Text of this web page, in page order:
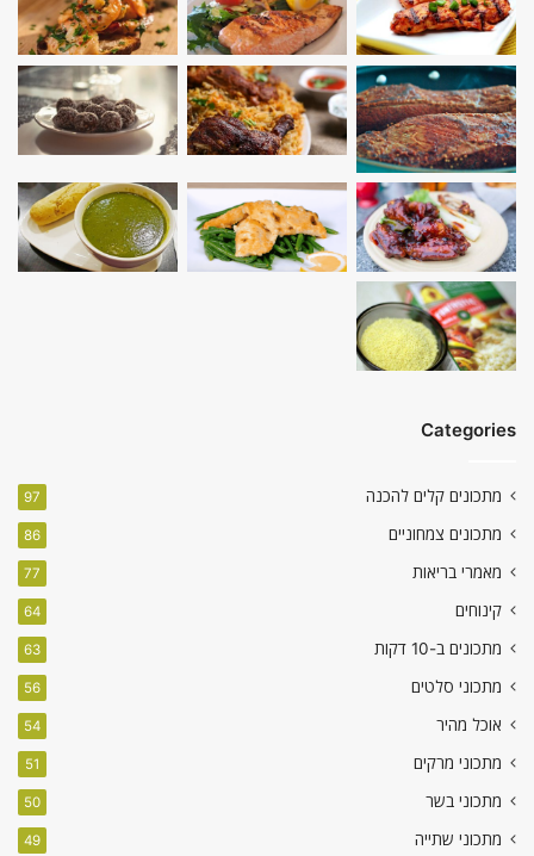
Categories
מתכונים קלים להכנה 97
מתכונים צמחוניים 86
מאמרי בריאות 77
קינוחים 64
מתכונים ב-10 דקות 63
מתכוני סלטים 56
אוכל מהיר 54
מתכוני מרקים 51
מתכוני בשר 50
מתכוני שתייה 49